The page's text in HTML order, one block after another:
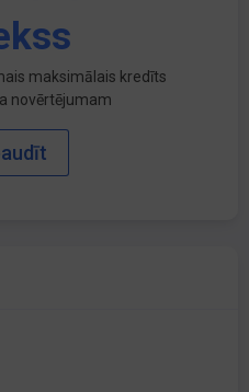
maksimālais kredīts
novērtējumam